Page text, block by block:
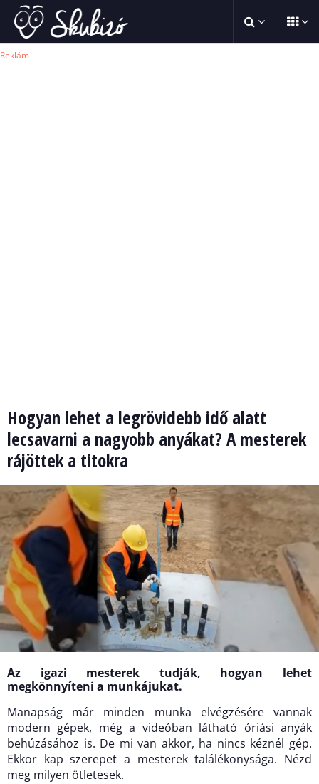
Reklám
Hogyan lehet a legrövidebb idő alatt
lecsavarni a nagyobb anyákat? A mesterek
rájöttek a titokra
Az igazi mesterek tudják, hogyan lehet
megkönnyíteni a munkájukat.
Manapság már minden munka elvégzésére vannak
modern gépek, még a videóban látható óriási anyák
behúzásához is. De mi van akkor, ha nincs kéznél gép.
Ekkor kap szerepet a mesterek találékonysága. Nézd
meg milyen ötletesek.